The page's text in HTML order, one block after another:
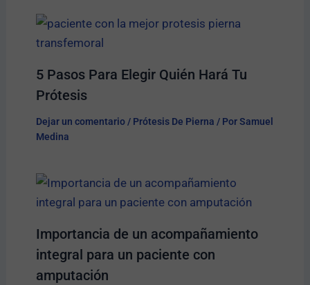
5 Pasos Para Elegir Quién Hará Tu
Prótesis​
Dejar un comentario / Prótesis De Pierna / PorSamuel
Medina
Importancia de un acompañamiento
integral para un paciente con
amputación